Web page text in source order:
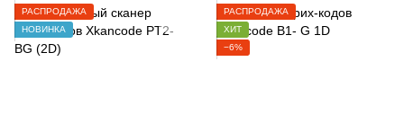
РАСПРОДАЖА
НОВИНКА
РАСПРОДАЖА
ХИТ
−6%